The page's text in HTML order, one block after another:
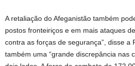
A retaliação do Afeganistão também
postos fronteiriços e em mais ataques
contra as forças de segurança”, disse a
também uma “grande discrepância nas